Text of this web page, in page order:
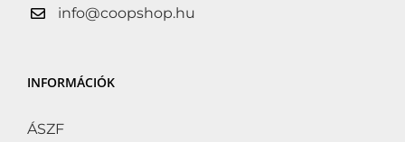
info@coopshop.hu
INFORMÁCIÓK
ÁSZF